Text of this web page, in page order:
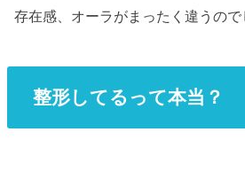
存在感、オーラがまったく違うので
整形してるって本当？